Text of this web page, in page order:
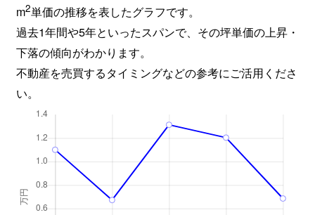
m2単価の推移を表したグラフです。
過去1年間や5年といったスパンで、その坪単価の上昇・
下落の傾向がわかります。
不動産を売買するタイミングなどの参考にご活用くださ
い。